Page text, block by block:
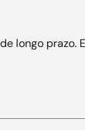
longo prazo.